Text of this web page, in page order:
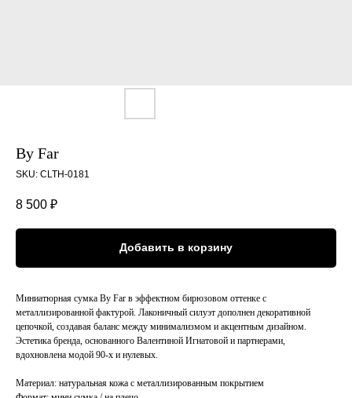
By Far
SKU: CLTH-0181
8 500 ₽
Добавить в корзину
Миниатюрная сумка By Far в эффектном бирюзовом оттенке с
металлизированной фактурой. Лаконичный силуэт дополнен декоративной
цепочкой, создавая баланс между минимализмом и акцентным дизайном.
Эстетика бренда, основанного Валентиной Игнатовой и партнерами,
вдохновлена модой 90-х и нулевых.
Материал: натуральная кожа с металлизированным покрытием